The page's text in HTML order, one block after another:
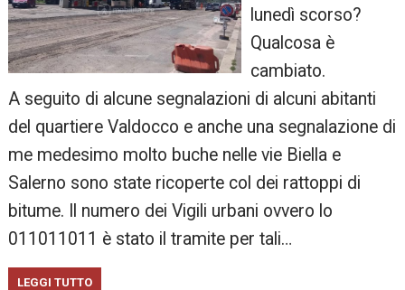
lunedì scorso?
Qualcosa è
cambiato.
A seguito di alcune segnalazioni di alcuni abitanti
del quartiere Valdocco e anche una segnalazione di
me medesimo molto buche nelle vie Biella e
Salerno sono state ricoperte col dei rattoppi di
bitume. Il numero dei Vigili urbani ovvero lo
011011011 è stato il tramite per tali…
LEGGI TUTTO